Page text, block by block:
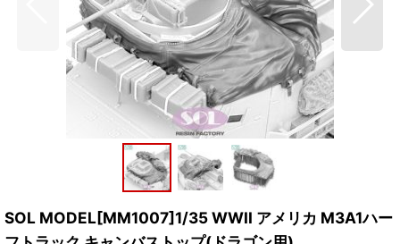
SOL MODEL[MM1007]1/35 WWII アメリカ M3A1ハー